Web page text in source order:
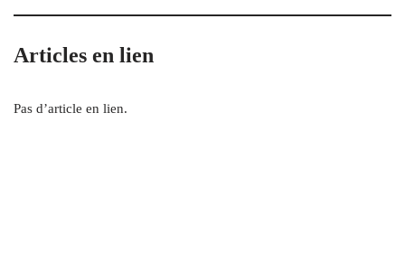
Articles en lien
Pas d’article en lien.